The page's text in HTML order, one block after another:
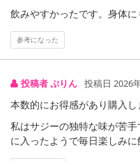
飲みやすかったです。身体に
参考になった
投稿者 ぷりん 投稿日 2026
本数的にお得感があり購入し
私はサジーの独特な味が苦
に入ったようで毎日楽しみに